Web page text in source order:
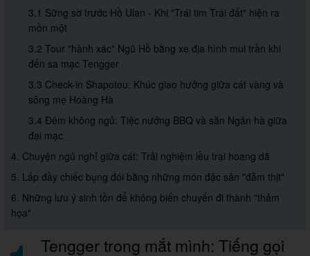
3.1 Sững sờ trước Hồ Ulan - Khi "Trái tim Trái đất" hiện ra
mồn một
3.2 Tour "hành xác" Ngũ Hồ bằng xe địa hình mui trần khi
đến sa mạc Tengger
3.3 Check-in Shapotou: Khúc giao hưởng giữa cát vàng và
sông mẹ Hoàng Hà
3.4 Đêm không ngủ: Tiệc nướng BBQ và săn Ngân hà giữa
đại mạc
4. Chuyện ngủ nghỉ giữa cát: Trải nghiệm lều trại hoang dã
5. Lấp đầy chiếc bụng đói bằng những món đặc sản "đẫm thịt"
6. Những lưu ý sinh tồn để không biến chuyến đi thành "thảm
họa"
Tengger trong mắt mình: Tiếng gọi